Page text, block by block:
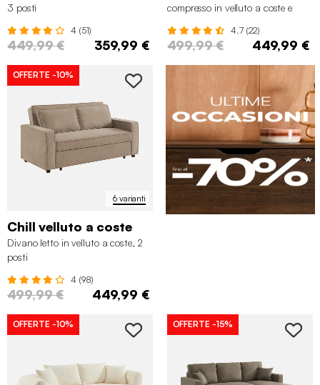
3 posti
4 (51)
449,99 € 359,99 €
compresso in velluto a coste e
4.7 (22)
499,99 € 449,99 €
6 varianti
OFFERTE -10%
Chill velluto a coste
Divano letto in velluto a coste, 2
posti
4 (98)
499,99 € 449,99 €
OFFERTE -10% OFFERTE -15%